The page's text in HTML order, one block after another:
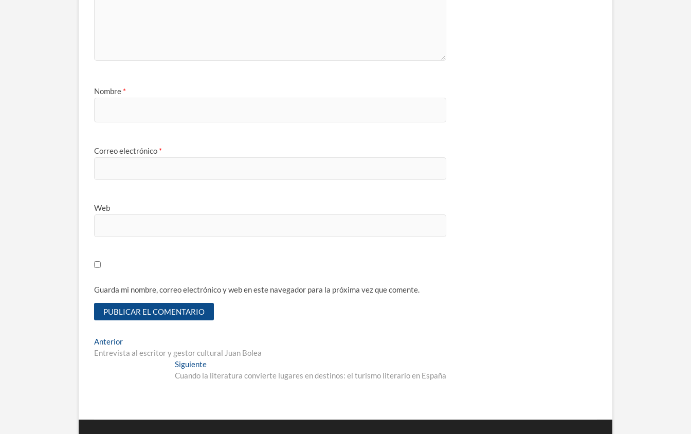
Nombre *
Correo electrónico *
Web
Guarda mi nombre, correo electrónico y web en este navegador para la próxima vez que comente.
Navegación
de
AnteriorEntrada
anterior:
Entrevista al escritor y gestor cultural Juan Bolea
SiguienteEntrada
siguiente:
Cuando la literatura convierte lugares en destinos: el turismo literario en España